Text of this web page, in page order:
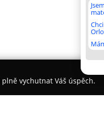
vychutnat Váš úspěch.